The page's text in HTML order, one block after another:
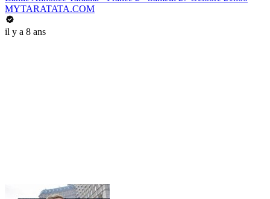
MYTARATATA.COM
il y a 8 ans